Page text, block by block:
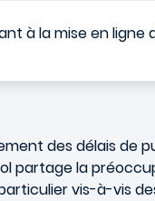
à la mise en
des délais de
partage la
vis-à-vis